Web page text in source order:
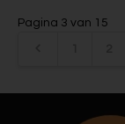
Pagina 3 van 15